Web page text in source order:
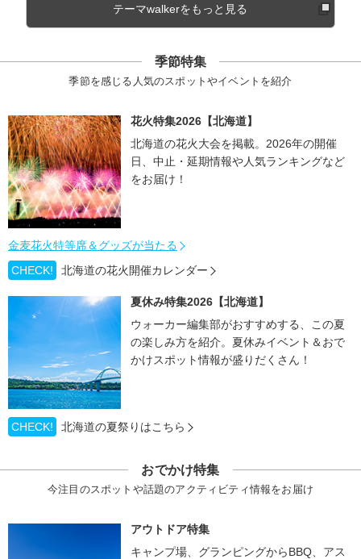
テーマwalkerをもっと見る
季節特集
季節を感じる人気のスポットやイベントを紹介
花火特集2026【北海道】
北海道の花火大会を掲載。2026年の開催
日、中止・延期情報や人気ランキングなど
をお届け！
金麦花火特等席＆グッズが当たる
CHECK!
北海道の花火開催カレンダー
夏休み特集2026【北海道】
ウォーカー編集部がおすすめする、この夏
の楽しみ方を紹介。夏休みイベント＆おで
かけスポット情報が盛りだくさん！
CHECK! 北海道の夏祭りはこちら
おでかけ特集
今注目のスポットや話題のアクティビティ情報をお届け
アウトドア特集
キャンプ場、グランピングからBBQ、アス